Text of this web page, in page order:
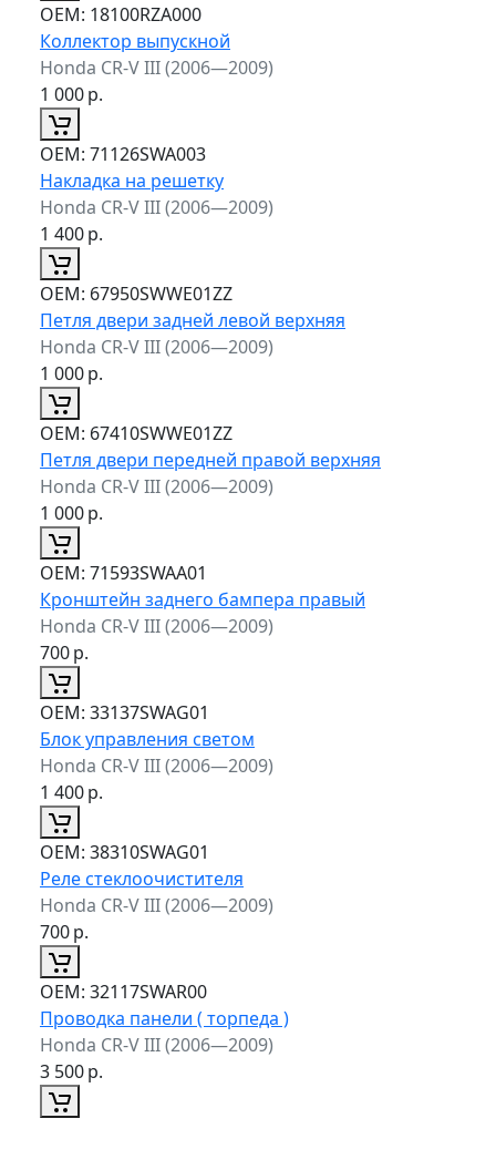
ОЕМ: 18100RZA000
Коллектор выпускной
Honda CR-V III (2006—2009)
1 000р.
ОЕМ: 71126SWA003
Накладка на решетку
Honda CR-V III (2006—2009)
1 400р.
ОЕМ: 67950SWWE01ZZ
Петля двери задней левой верхняя
Honda CR-V III (2006—2009)
1 000р.
ОЕМ: 67410SWWE01ZZ
Петля двери передней правой верхняя
Honda CR-V III (2006—2009)
1 000р.
ОЕМ: 71593SWAA01
Кронштейн заднего бампера правый
Honda CR-V III (2006—2009)
700р.
ОЕМ: 33137SWAG01
Блок управления светом
Honda CR-V III (2006—2009)
1 400р.
ОЕМ: 38310SWAG01
Реле стеклоочистителя
Honda CR-V III (2006—2009)
700р.
ОЕМ: 32117SWAR00
Проводка панели ( торпеда )
Honda CR-V III (2006—2009)
3 500р.